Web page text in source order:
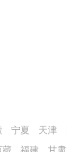
天津
宁夏
甘肃
福建
藏